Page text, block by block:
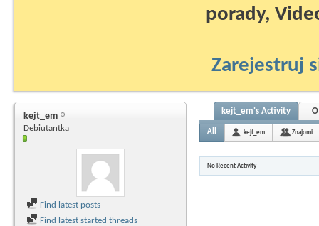
porady,
Zarejestruj
kejt_em
Debiutantka
Find latest posts
Find latest started threads
kejt_em's Activity
All kejt_em Znajomi
No Recent Activity